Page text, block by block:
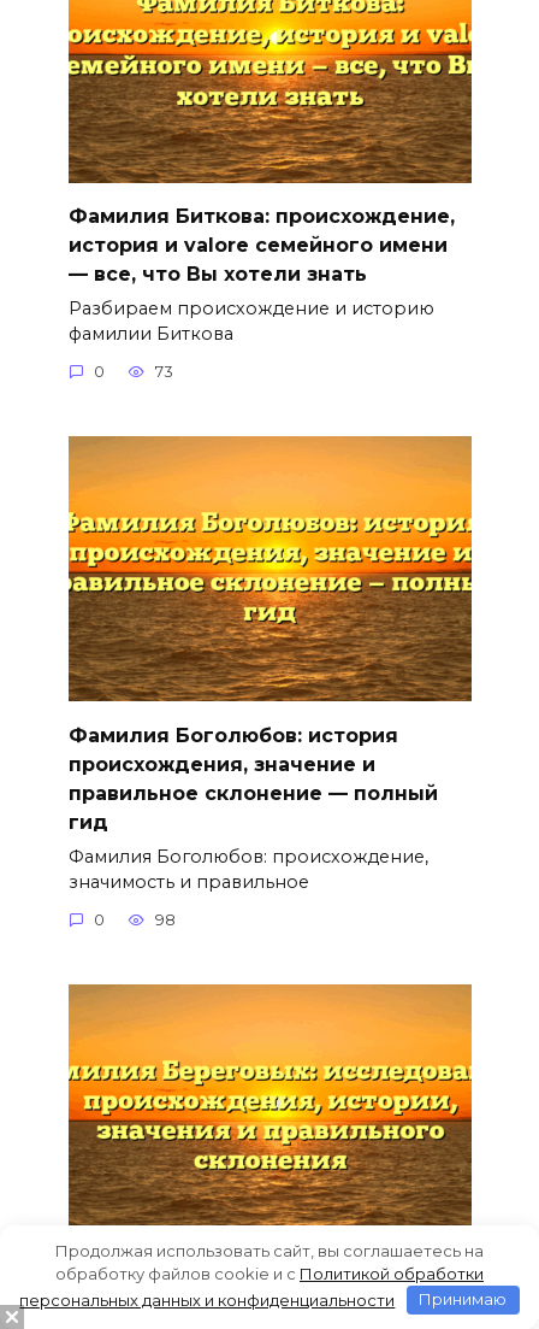
Фамилия Биткова: происхождение,
история и valore семейного имени
— все, что Вы хотели знать
Разбираем происхождение и историю
фамилии Биткова
0 73
Фамилия Боголюбов: история
происхождения, значение и
правильное склонение — полный
гид
Фамилия Боголюбов: происхождение,
значимость и правильное
0 98
Фамилия Береговых: исследование
происхождения, истории, значения
Продолжая использовать сайт, вы соглашаетесь на
обработку файлов cookie и c Политикой обработки
персональных данных и конфиденциальности
Принимаю